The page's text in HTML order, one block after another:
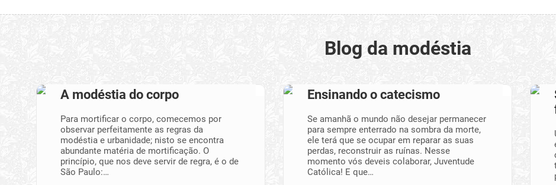
Blog da modéstia
A modéstia do corpo
Para mortificar o corpo, comecemos por
observar perfeitamente as regras da
modéstia e urbanidade; nisto se encontra
abundante matéria de mortificação. O
princípio, que nos deve servir de regra, é o de
São Paulo:…
Ensinando o catecismo
Se amanhã o mundo não desejar permanecer
para sempre enterrado na sombra da morte,
ele terá que se ocupar em reparar as suas
perdas, reconstruir as ruínas. Nesse
momento vós deveis colaborar, Juventude
Católica! E que…